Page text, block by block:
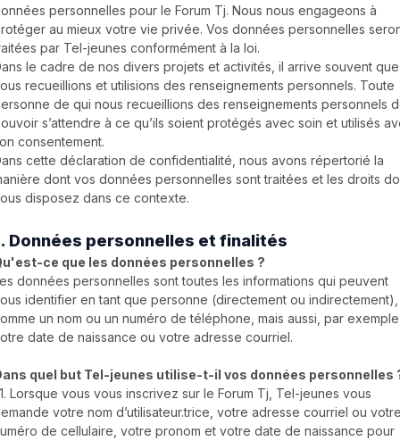
personnelles pour le Forum Tj. Nous nous engageons à
au mieux votre vie privée. Vos données personnelles
par Tel-jeunes conformément à la loi.
le cadre de nos divers projets et activités, il arrive souvent que
recueillions et utilisions des renseignements personnels. Toute
de qui nous recueillions des renseignements personnels
s’attendre à ce qu’ils soient protégés avec soin et utilisés
consentement.
cette déclaration de confidentialité, nous avons répertorié la
dont vos données personnelles sont traitées et les droits
disposez dans ce contexte.
Données personnelles et finalités
ce que les données personnelles ?
données personnelles sont toutes les informations qui peuvent
identifier en tant que personne (directement ou indirectement),
un nom ou un numéro de téléphone, mais aussi, par
date de naissance ou votre adresse courriel.
quel but Tel-jeunes utilise-t-il vos données personnelles
Lorsque vous vous inscrivez sur le Forum Tj, Tel-jeunes vous
votre nom d’utilisateur.trice, votre adresse courriel ou
de cellulaire, votre pronom et votre date de naissance pour